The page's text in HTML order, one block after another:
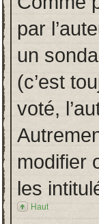
par
un
(c’est
voté,
modifier
les
Haut